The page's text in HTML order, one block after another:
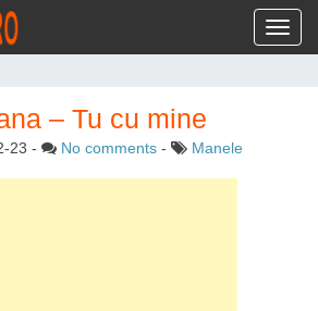
– Tu cu mine
23 - No comments - Manele